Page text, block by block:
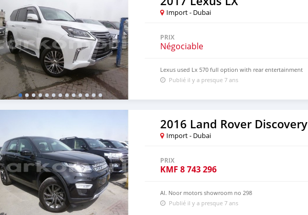
Import - Dubai
PRIX
Négociable
Lexus used Lx 570 full option with rear entertainment
Publié il y a presque 7 ans
2016 Land Rover Discovery
Import - Dubai
PRIX
KMF 8 743 296
Al. Noor motors showroom no 298
Publié il y a presque 7 ans